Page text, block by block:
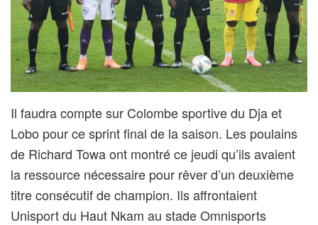
Il faudra compte sur Colombe sportive du Dja et
Lobo pour ce sprint final de la saison. Les poulains
de Richard Towa ont montré ce jeudi qu’ils avaient
la ressource nécessaire pour rêver d’un deuxième
titre consécutif de champion. Ils affrontaient
Unisport du Haut Nkam au stade Omnisports